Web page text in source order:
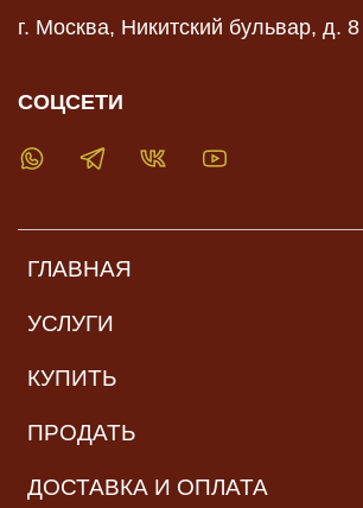
ГЛАВНАЯ
УСЛУГИ
КУПИТЬ
ПРОДАТЬ
ДОСТАВКА И ОПЛАТА
г. Москва, Никитский бульвар, д. 8
СОЦСЕТИ